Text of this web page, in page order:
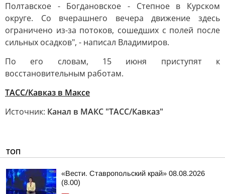
Полтавское - Богдановское - Степное в Курском
округе. Со вчерашнего вечера движение здесь
ограничено из-за потоков, сошедших с полей после
сильных осадков", - написал Владимиров.
По его словам, 15 июня приступят к
восстановительным работам.
ТАСС/Кавказ в Максе
Источник: Канал в МАКС "ТАСС/Кавказ"
ТОП
«Вести. Ставропольский край» 08.08.2026
(8.00)